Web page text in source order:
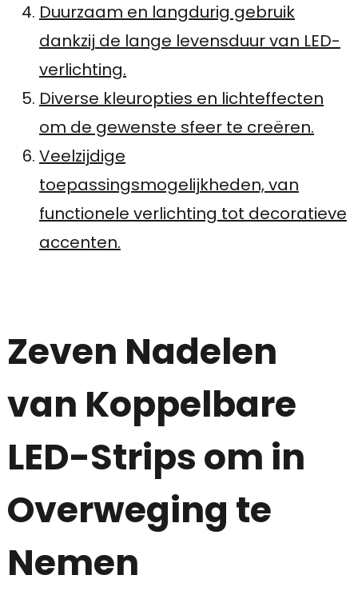
Duurzaam en langdurig gebruik
dankzij de lange levensduur van LED-
verlichting.
Diverse kleuropties en lichteffecten
om de gewenste sfeer te creëren.
Veelzijdige
toepassingsmogelijkheden, van
functionele verlichting tot decoratieve
accenten.
Zeven Nadelen
van Koppelbare
LED-Strips om in
Overweging te
Nemen